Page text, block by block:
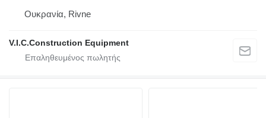
Ουκρανία, Rivne
V.I.C.Construction Equipment